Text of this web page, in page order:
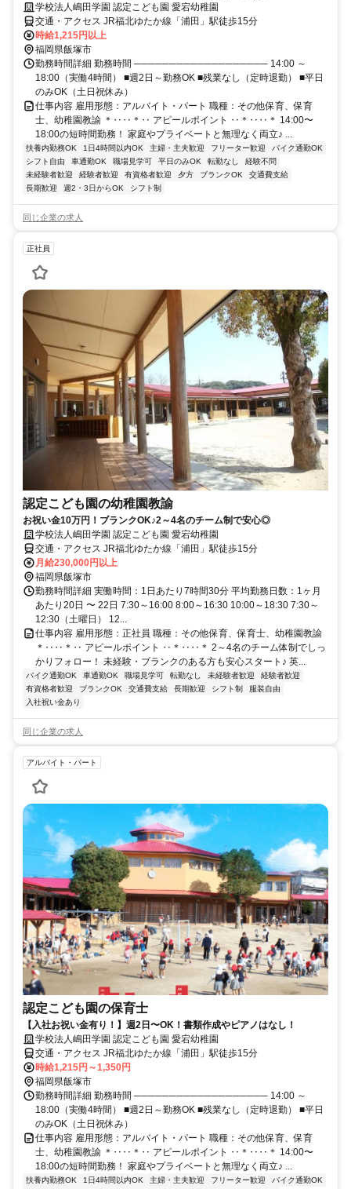
学校法人嶋田学園 認定こども園 愛宕幼稚園
交通・アクセス JR福北ゆたか線「浦田」駅徒歩15分
時給1,215円以上
福岡県飯塚市
勤務時間詳細 勤務時間 ─────────────────── 14:00 ～
18:00（実働4時間） ■週2日～勤務OK ■残業なし（定時退勤） ■平日
のみOK（土日祝休み）
仕事内容 雇用形態：アルバイト・パート 職種：その他保育、保育
士、幼稚園教諭 ＊‥‥＊‥ アピールポイント ‥＊‥‥＊ 14:00〜
18:00の短時間勤務！ 家庭やプライベートと無理なく両立♪ ...
扶養内勤務OK 1日4時間以内OK 主婦・主夫歓迎 フリーター歓迎
バイク通勤OK
シフト自由
車通勤OK 職場見学可 平日のみOK 転勤なし
経験不問
未経験者歓迎
経験者歓迎 有資格者歓迎 夕方 ブランクOK
交通費支給
長期歓迎
週2・3日からOK シフト制
同じ企業の求人
正社員
認定こども園の幼稚園教諭
お祝い金10万円！ブランクOK♪2～4名のチーム制で安心◎
学校法人嶋田学園 認定こども園 愛宕幼稚園
交通・アクセス JR福北ゆたか線「浦田」駅徒歩15分
月給230,000円以上
福岡県飯塚市
勤務時間詳細 実働時間：1日あたり7時間30分 平均勤務日数：1ヶ月
あたり20日 〜 22日 7:30～16:00 8:00～16:30 10:00～18:30 7:30～
12:30（土曜日） 12...
仕事内容 雇用形態：正社員 職種：その他保育、保育士、幼稚園教諭
＊‥‥＊‥ アピールポイント ‥＊‥‥＊ 2～4名のチーム体制でしっ
かりフォロー！ 未経験・ブランクのある方も安心スタート♪ 英...
バイク通勤OK 車通勤OK 職場見学可 転勤なし 未経験者歓迎
経験者歓迎
有資格者歓迎
ブランクOK 交通費支給 長期歓迎 シフト制
服装自由
入社祝い金あり
同じ企業の求人
アルバイト・パート
認定こども園の保育士
【入社お祝い金有り！】週2日〜OK！書類作成やピアノはなし！
学校法人嶋田学園 認定こども園 愛宕幼稚園
交通・アクセス JR福北ゆたか線「浦田」駅徒歩15分
時給1,215円～1,350円
福岡県飯塚市
勤務時間詳細 勤務時間 ─────────────────── 14:00 ～
18:00（実働4時間） ■週2日～勤務OK ■残業なし（定時退勤） ■平日
のみOK（土日祝休み）
仕事内容 雇用形態：アルバイト・パート 職種：その他保育、保育
士、幼稚園教諭 ＊‥‥＊‥ アピールポイント ‥＊‥‥＊ 14:00〜
18:00の短時間勤務！ 家庭やプライベートと無理なく両立♪ ...
扶養内勤務OK 1日4時間以内OK 主婦・主夫歓迎 フリーター歓迎 バイク通勤OK